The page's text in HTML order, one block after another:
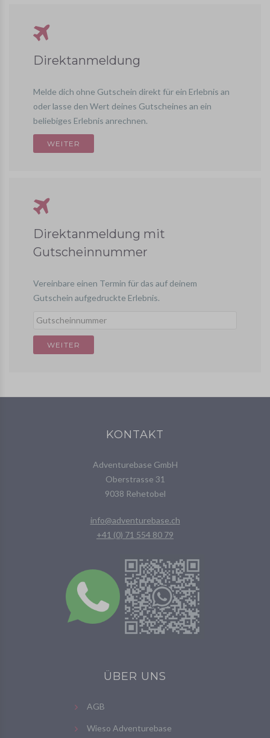
Direktanmeldung
Melde dich ohne Gutschein direkt für ein Erlebnis an
oder lasse den Wert deines Gutscheines an ein
beliebiges Erlebnis anrechnen.
Direktanmeldung mit
Gutscheinnummer
Vereinbare einen Termin für das auf deinem
Gutschein aufgedruckte Erlebnis.
KONTAKT
Adventurebase GmbH
Oberstrasse 31
9038 Rehetobel
info@adventurebase.ch
+41 (0) 71 554 80 79
ÜBER UNS
AGB
Wieso Adventurebase